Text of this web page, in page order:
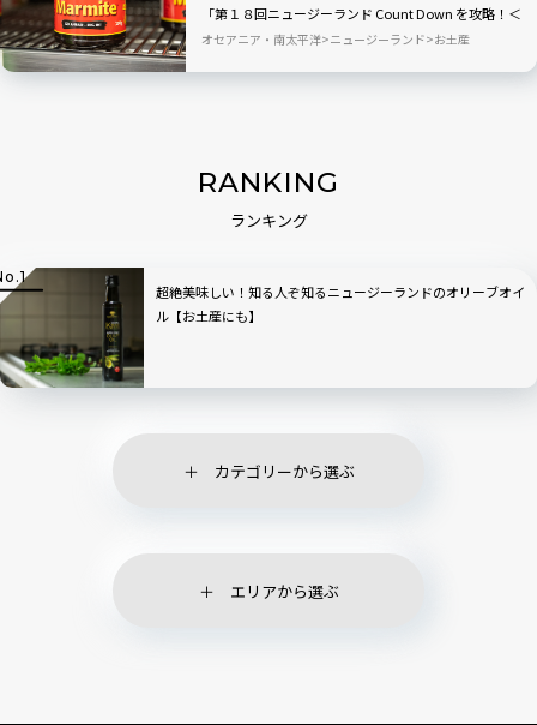
「第１８回ニュージーランド Count Down を攻略！＜
後編＞」
オセアニア・南太平洋 ニュージーランド お土産
RANKING
ランキング
超絶美味しい！知る人ぞ知るニュージーランドのオリーブオイ
ル【お土産にも】
カテゴリーから選ぶ
エリアから選ぶ